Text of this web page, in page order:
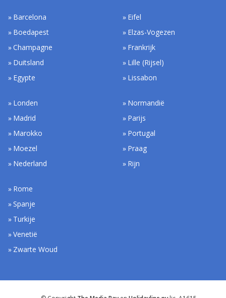
Barcelona
Boedapest
Champagne
Duitsland
Egypte
Eifel
Elzas-Vogezen
Frankrijk
Lille (Rijsel)
Lissabon
Londen
Madrid
Marokko
Moezel
Nederland
Normandië
Parijs
Portugal
Praag
Rijn
Rome
Spanje
Turkije
Venetië
Zwarte Woud